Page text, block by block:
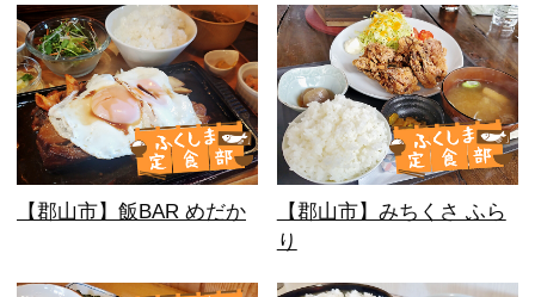
【郡山市】飯BAR めだか
【郡山市】みちくさ ふら
り